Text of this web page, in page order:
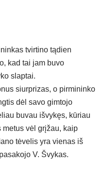
tvirtino tądien
kad tai jam buvo
slaptai.
siurprizas, o pirmininko
dėl savo gimtojo
buvau išvykęs, kūriau
metus vėl grįžau, kaip
tėvelis yra vienas iš
V. Švykas.